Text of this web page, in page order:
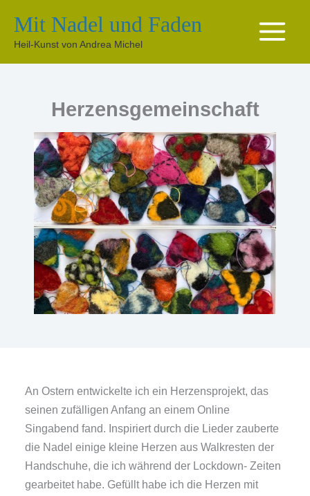
Inhalt
springen
Mit Nadel und Faden
Heil-Kunst von Andrea Michel
Herzensgemeinschaft
An Ostern entwickelte ich ein Herzensprojekt, das
seinen zufälligen Anfang an einem Online
Singabend fand. Inspiriert durch die Lieder zauberte
die Nadel einige kleine Herzen aus Walkresten der
Handschuhe, die ich während der Lockdown- Zeiten
gearbeitet habe. Gefüllt habe ich die Herzen mit